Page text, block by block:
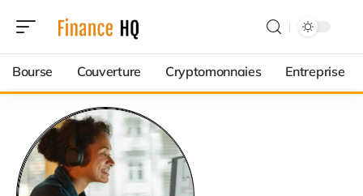
Bourse Couverture Cryptomonnaies Entreprise